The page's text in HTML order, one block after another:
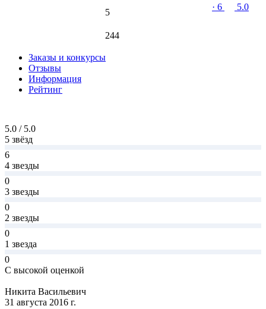
5
244
· 6
5.0
Заказы и конкурсы
Отзывы
Информация
Рейтинг
5.0 / 5.0
5 звёзд
6
4 звезды
0
3 звезды
0
2 звезды
0
1 звезда
0
С высокой оценкой
Никита Васильевич
31 августа 2016 г.